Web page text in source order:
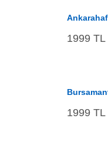
1999 TL
1999 TL